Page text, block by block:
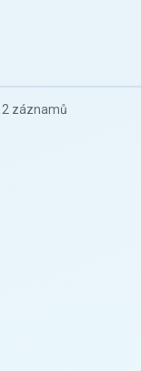
záznamů